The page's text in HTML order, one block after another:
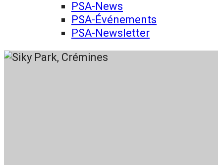
PSA-News
PSA-Événements
PSA-Newsletter